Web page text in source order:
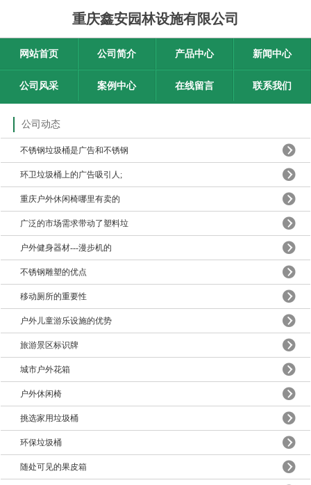
重庆鑫安园林设施有限公司
网站首页 公司简介 产品中心 新闻中心
公司风采 案例中心 在线留言 联系我们
公司动态
不锈钢垃圾桶是广告和不锈钢
环卫垃圾桶上的广告吸引人;
重庆户外休闲椅哪里有卖的
广泛的市场需求带动了塑料垃
户外健身器材---漫步机的
不锈钢雕塑的优点
移动厕所的重要性
户外儿童游乐设施的优势
旅游景区标识牌
城市户外花箱
户外休闲椅
挑选家用垃圾桶
环保垃圾桶
随处可见的果皮箱